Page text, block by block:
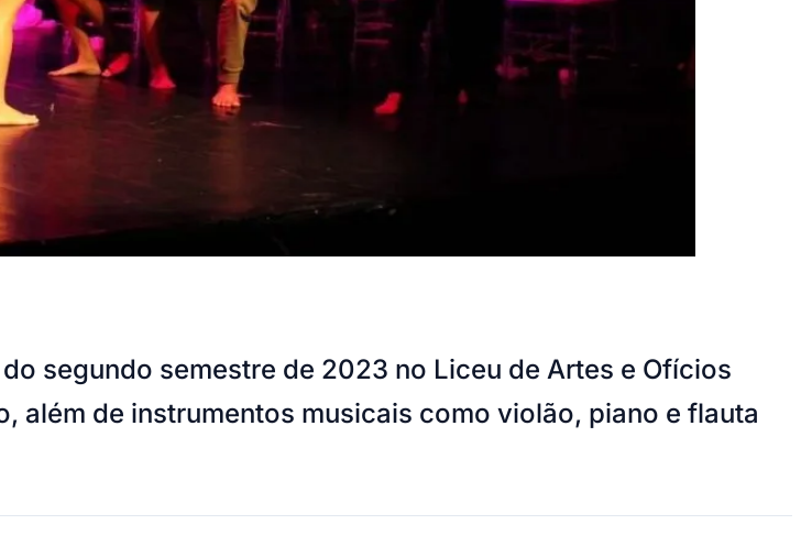
segundo semestre de 2023 no Liceu de Artes e Ofícios
além de instrumentos musicais como violão, piano e flauta